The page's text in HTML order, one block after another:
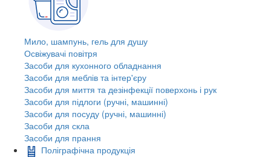
Мило, шампунь, гель для душу
Освіжувачі повітря
Засоби для кухонного обладнання
Засоби для меблів та інтер'єру
Засоби для миття та дезінфекції поверхонь і рук
Засоби для підлоги (ручні, машинні)
Засоби для посуду (ручні, машинні)
Засоби для скла
Засоби для прання
Поліграфічна продукція